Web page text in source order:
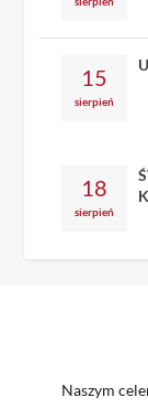
15
sierpień
18
sierpień
Naszym